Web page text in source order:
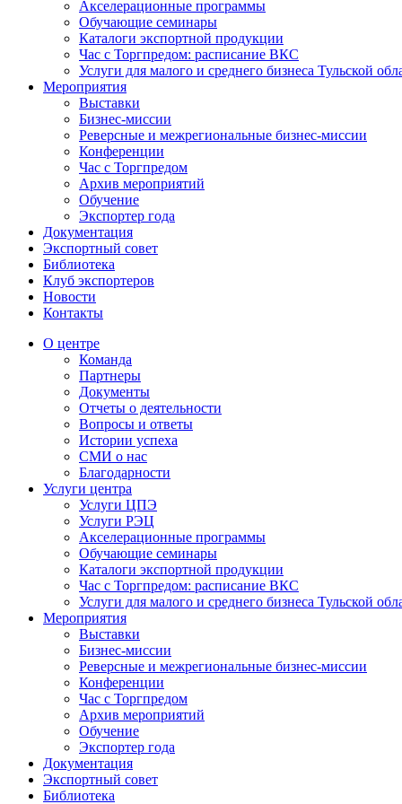
Акселерационные программы
Обучающие семинары
Каталоги экспортной продукции
Час с Торгпредом: расписание ВКС
Услуги для малого и среднего бизнеса Тульской
Мероприятия
Выставки
Бизнес-миссии
Реверсные и межрегиональные бизнес-миссии
Конференции
Час с Торгпредом
Архив мероприятий
Обучение
Экспортер года
Документация
Экспортный совет
Библиотека
Клуб экспортеров
Новости
Контакты
О центре
Команда
Партнеры
Документы
Отчеты о деятельности
Вопросы и ответы
Истории успеха
СМИ о нас
Благодарности
Услуги центра
Услуги ЦПЭ
Услуги РЭЦ
Акселерационные программы
Обучающие семинары
Каталоги экспортной продукции
Час с Торгпредом: расписание ВКС
Услуги для малого и среднего бизнеса Тульской
Мероприятия
Выставки
Бизнес-миссии
Реверсные и межрегиональные бизнес-миссии
Конференции
Час с Торгпредом
Архив мероприятий
Обучение
Экспортер года
Документация
Экспортный совет
Библиотека